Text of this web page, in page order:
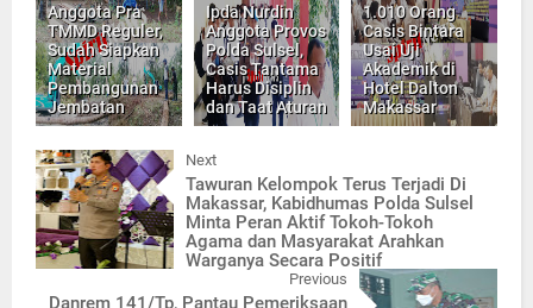
Anggota Pra
TMMD Reguler,
Sudah Siapkan
Material
Pembangunan
Jembatan
Ipda Nurdin
Anggota Provos
Polda Sulsel,
Casis Tantama
Harus Disiplin
dan Taat Aturan
1.010 Orang
Casis Bintara
Usai Uji
Akademik di
Hotel Dalton
Makassar
Next
Tawuran Kelompok Terus Terjadi Di
Makassar, Kabidhumas Polda Sulsel
Minta Peran Aktif Tokoh-Tokoh
Agama dan Masyarakat Arahkan
Warganya Secara Positif
Previous
Danrem 141/Tp, Pantau Pemeriksaan